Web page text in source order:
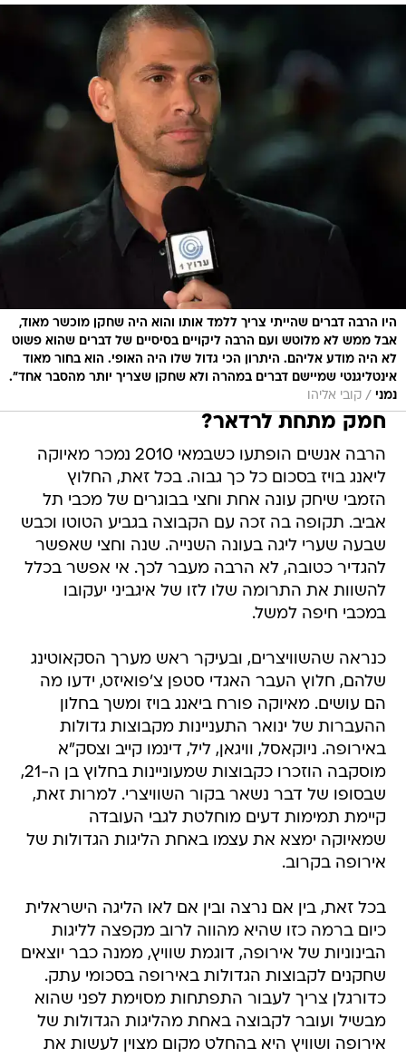
היו הרבה דברים שהייתי צריך ללמד אותו והוא היה שחקן מוכשר מאוד,
אבל ממש לא מלוטש ועם הרבה ליקויים בסיסיים של דברים שהוא פשוט
לא היה מודע אליהם. היתרון הכי גדול שלו היה האופי. הוא בחור מאוד
אינטליגנטי שמיישם דברים במהרה ולא שחקן שצריך יותר מהסבר אחד".
נמני / קובי אליהו
חמק מתחת לרדאר?
הרבה אנשים הופתעו כשבמאי 2010 נמכר מאיוקה
ליאנג בויז בסכום כל כך גבוה. בכל זאת, החלוץ
הזמבי שיחק עונה אחת וחצי בבוגרים של מכבי תל
אביב. תקופה בה זכה עם הקבוצה בגביע הטוטו וכבש
שבעה שערי ליגה בעונה השנייה. שנה וחצי שאפשר
להגדיר כטובה, לא הרבה מעבר לכך. אי אפשר בכלל
להשוות את התרומה שלו לזו של איגביני יעקובו
במכבי חיפה למשל.
כנראה שהשוויצרים, ובעיקר ראש מערך הסקאוטינג
שלהם, חלוץ העבר האגדי סטפן צ'פואיזט, ידעו מה
הם עושים. מאיוקה פורח ביאנג בויז ומשך בחלון
ההעברות של ינואר התעניינות מקבוצות גדולות
באירופה. ניוקאסל, וויגאן, ליל, דינמו קייב וצסק"א
מוסקבה הוזכרו כקבוצות שמעוניינות בחלוץ בן ה-21,
שבסופו של דבר נשאר בקור השוויצרי. למרות זאת,
קיימת תמימות דעים מוחלטת לגבי העובדה
שמאיוקה ימצא את עצמו באחת הליגות הגדולות של
אירופה בקרוב.
בכל זאת, בין אם נרצה ובין אם לאו הליגה הישראלית
כיום ברמה כזו שהיא מהווה לרוב מקפצה לליגות
הבינוניות של אירופה, דוגמת שוויץ, ממנה כבר יוצאים
שחקנים לקבוצות הגדולות באירופה בסכומי עתק.
כדורגלן צריך לעבור התפתחות מסוימת לפני שהוא
מבשיל ועובר לקבוצה באחת מהליגות הגדולות של
אירופה ושוויץ היא בהחלט מקום מצוין לעשות את